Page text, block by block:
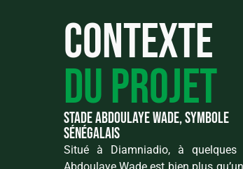
Contexte
du projet
stade abdoulaye wade, symbole
sénégalais
Situé à Diamniadio, à